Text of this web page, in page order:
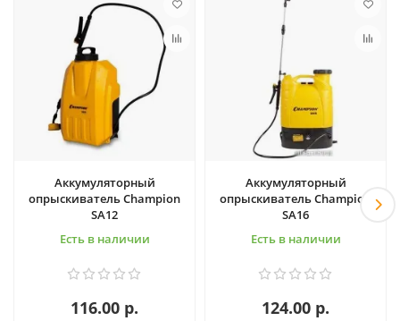
Аккумуляторный
опрыскиватель Champion
SA12
Есть в наличии
116.00 р.
Аккумуляторный
опрыскиватель Champion
SA16
Есть в наличии
124.00 р.